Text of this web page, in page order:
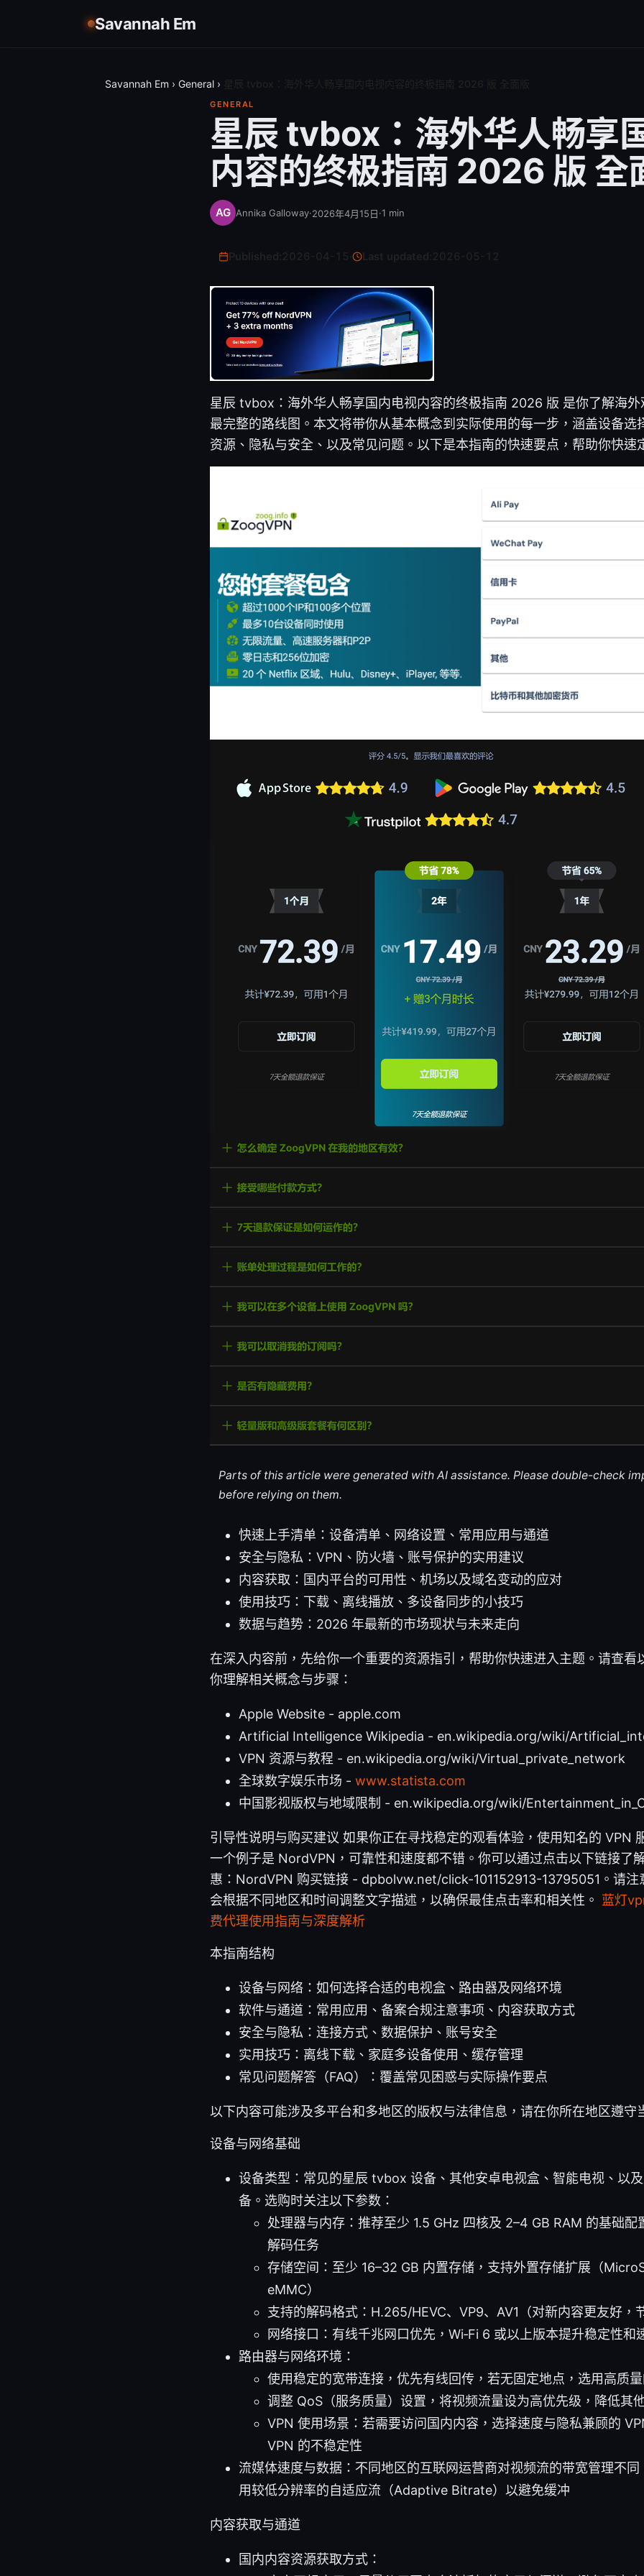
Savannah Em
Savannah Em › General ›
GENERAL
星辰 tvbox：海外华人畅享
内容的终极指南 2026 版 全
Annika Galloway·2026年4月15日·1 min
Last updated:
星辰 tvbox：海外华人畅享国内电视内容的终极指南 2026 版 是你了解海外
最完整的路线图。本文将带你从基本概念到实际使用的每一步，涵盖设备选
资源、隐私与安全、以及常见问题。以下是本指南的快速要点，帮助你快速
Parts of this article were generated with AI assistance. Please double-check
before relying on them.
快速上手清单：设备清单、网络设置、常用应用与通道
安全与隐私：VPN、防火墙、账号保护的实用建议
内容获取：国内平台的可用性、机场以及域名变动的应对
使用技巧：下载、离线播放、多设备同步的小技巧
数据与趋势：2026 年最新的市场现状与未来走向
在深入内容前，先给你一个重要的资源指引，帮助你快速进入主题。请查看
你理解相关概念与步骤：
Apple Website - apple.com
Artificial Intelligence Wikipedia - en.wikipedia.org/wiki/
VPN 资源与教程 - en.wikipedia.org/wiki/Virtual_private_network
全球数字娱乐市场 - www.statista.com
中国影视版权与地域限制 - en.wikipedia.org/wiki/
引导性说明与购买建议 如果你正在寻找稳定的观看体验，使用知名的 VPN
一个例子是 NordVPN，可靠性和速度都不错。你可以通过点击以下链接了
惠：NordVPN 购买链接 - dpbolvw.net/click-101152913-13795051。请注
会根据不同地区和时间调整文字描述，以确保最佳点击率和相关性。 蓝灯
费代理使用指南与深度解析
本指南结构
设备与网络：如何选择合适的电视盒、路由器及网络环境
软件与通道：常用应用、备案合规注意事项、内容获取方式
安全与隐私：连接方式、数据保护、账号安全
实用技巧：离线下载、家庭多设备使用、缓存管理
常见问题解答（FAQ）：覆盖常见困惑与实际操作要点
以下内容可能涉及多平台和多地区的版权与法律信息，请在你所在地区遵守
设备与网络基础
设备类型：常见的星辰 tvbox 设备、其他安卓电视盒、智能电视、以
备。选购时关注以下参数：
处理器与内存：推荐至少 1.5 GHz 四核及 2–4 GB RAM 的基础配
解码任务
存储空间：至少 16–32 GB 内置存储，支持外置存储扩展（
eMMC）
支持的解码格式：H.265/HEVC、VP9、AV1（对新内容更友好，
网络接口：有线千兆网口优先，Wi‑Fi 6 或以上版本提升稳定性和
路由器与网络环境：
使用稳定的宽带连接，优先有线回传，若无固定地点，选用高质
调整 QoS（服务质量）设置，将视频流量设为高优先级，降低其
VPN 使用场景：若需要访问国内内容，选择速度与隐私兼顾的
VPN 的不稳定性
流媒体速度与数据：不同地区的互联网运营商对视频流的带宽管理不
用较低分辨率的自适应流（Adaptive Bitrate）以避免缓冲
内容获取与通道
国内内容资源获取方式：